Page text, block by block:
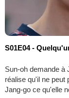
S01E04 -
Sun-oh demande à
réalise qu'il ne peut
Jang-go ce qu'elle